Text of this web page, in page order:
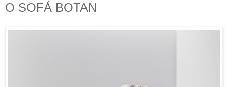
O SOFÁ BOTAN